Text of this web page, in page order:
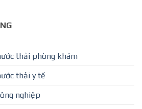
thải phòng khám
thải y tế
nghiệp